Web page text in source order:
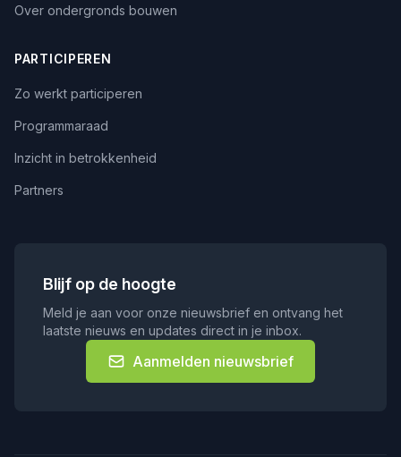
Over ondergronds bouwen
PARTICIPEREN
Zo werkt participeren
Programmaraad
Inzicht in betrokkenheid
Partners
Blijf op de hoogte
Meld je aan voor onze nieuwsbrief en ontvang het
laatste nieuws en updates direct in je inbox.
Aanmelden nieuwsbrief